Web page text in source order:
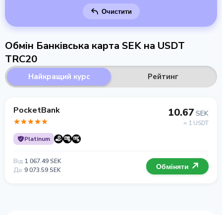
Очистити
Обмін Банківська карта SEK на USDT
TRC20
Найкращий курс Рейтинг
PocketBank
Platinum
10.67 SEK
= 1 USDT
Від 1 067.49 SEK
До 9 073.59 SEK Обміняти